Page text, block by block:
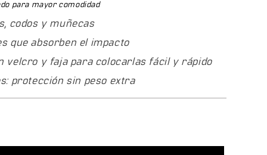
infantiles?
y adultos. Consulta las tallas disponibles al
de fabricación. Los materiales están
para mayor comodidad
codos y muñecas
que absorben el impacto
velcro y faja para colocarlas fácil y rápido
protección sin peso extra